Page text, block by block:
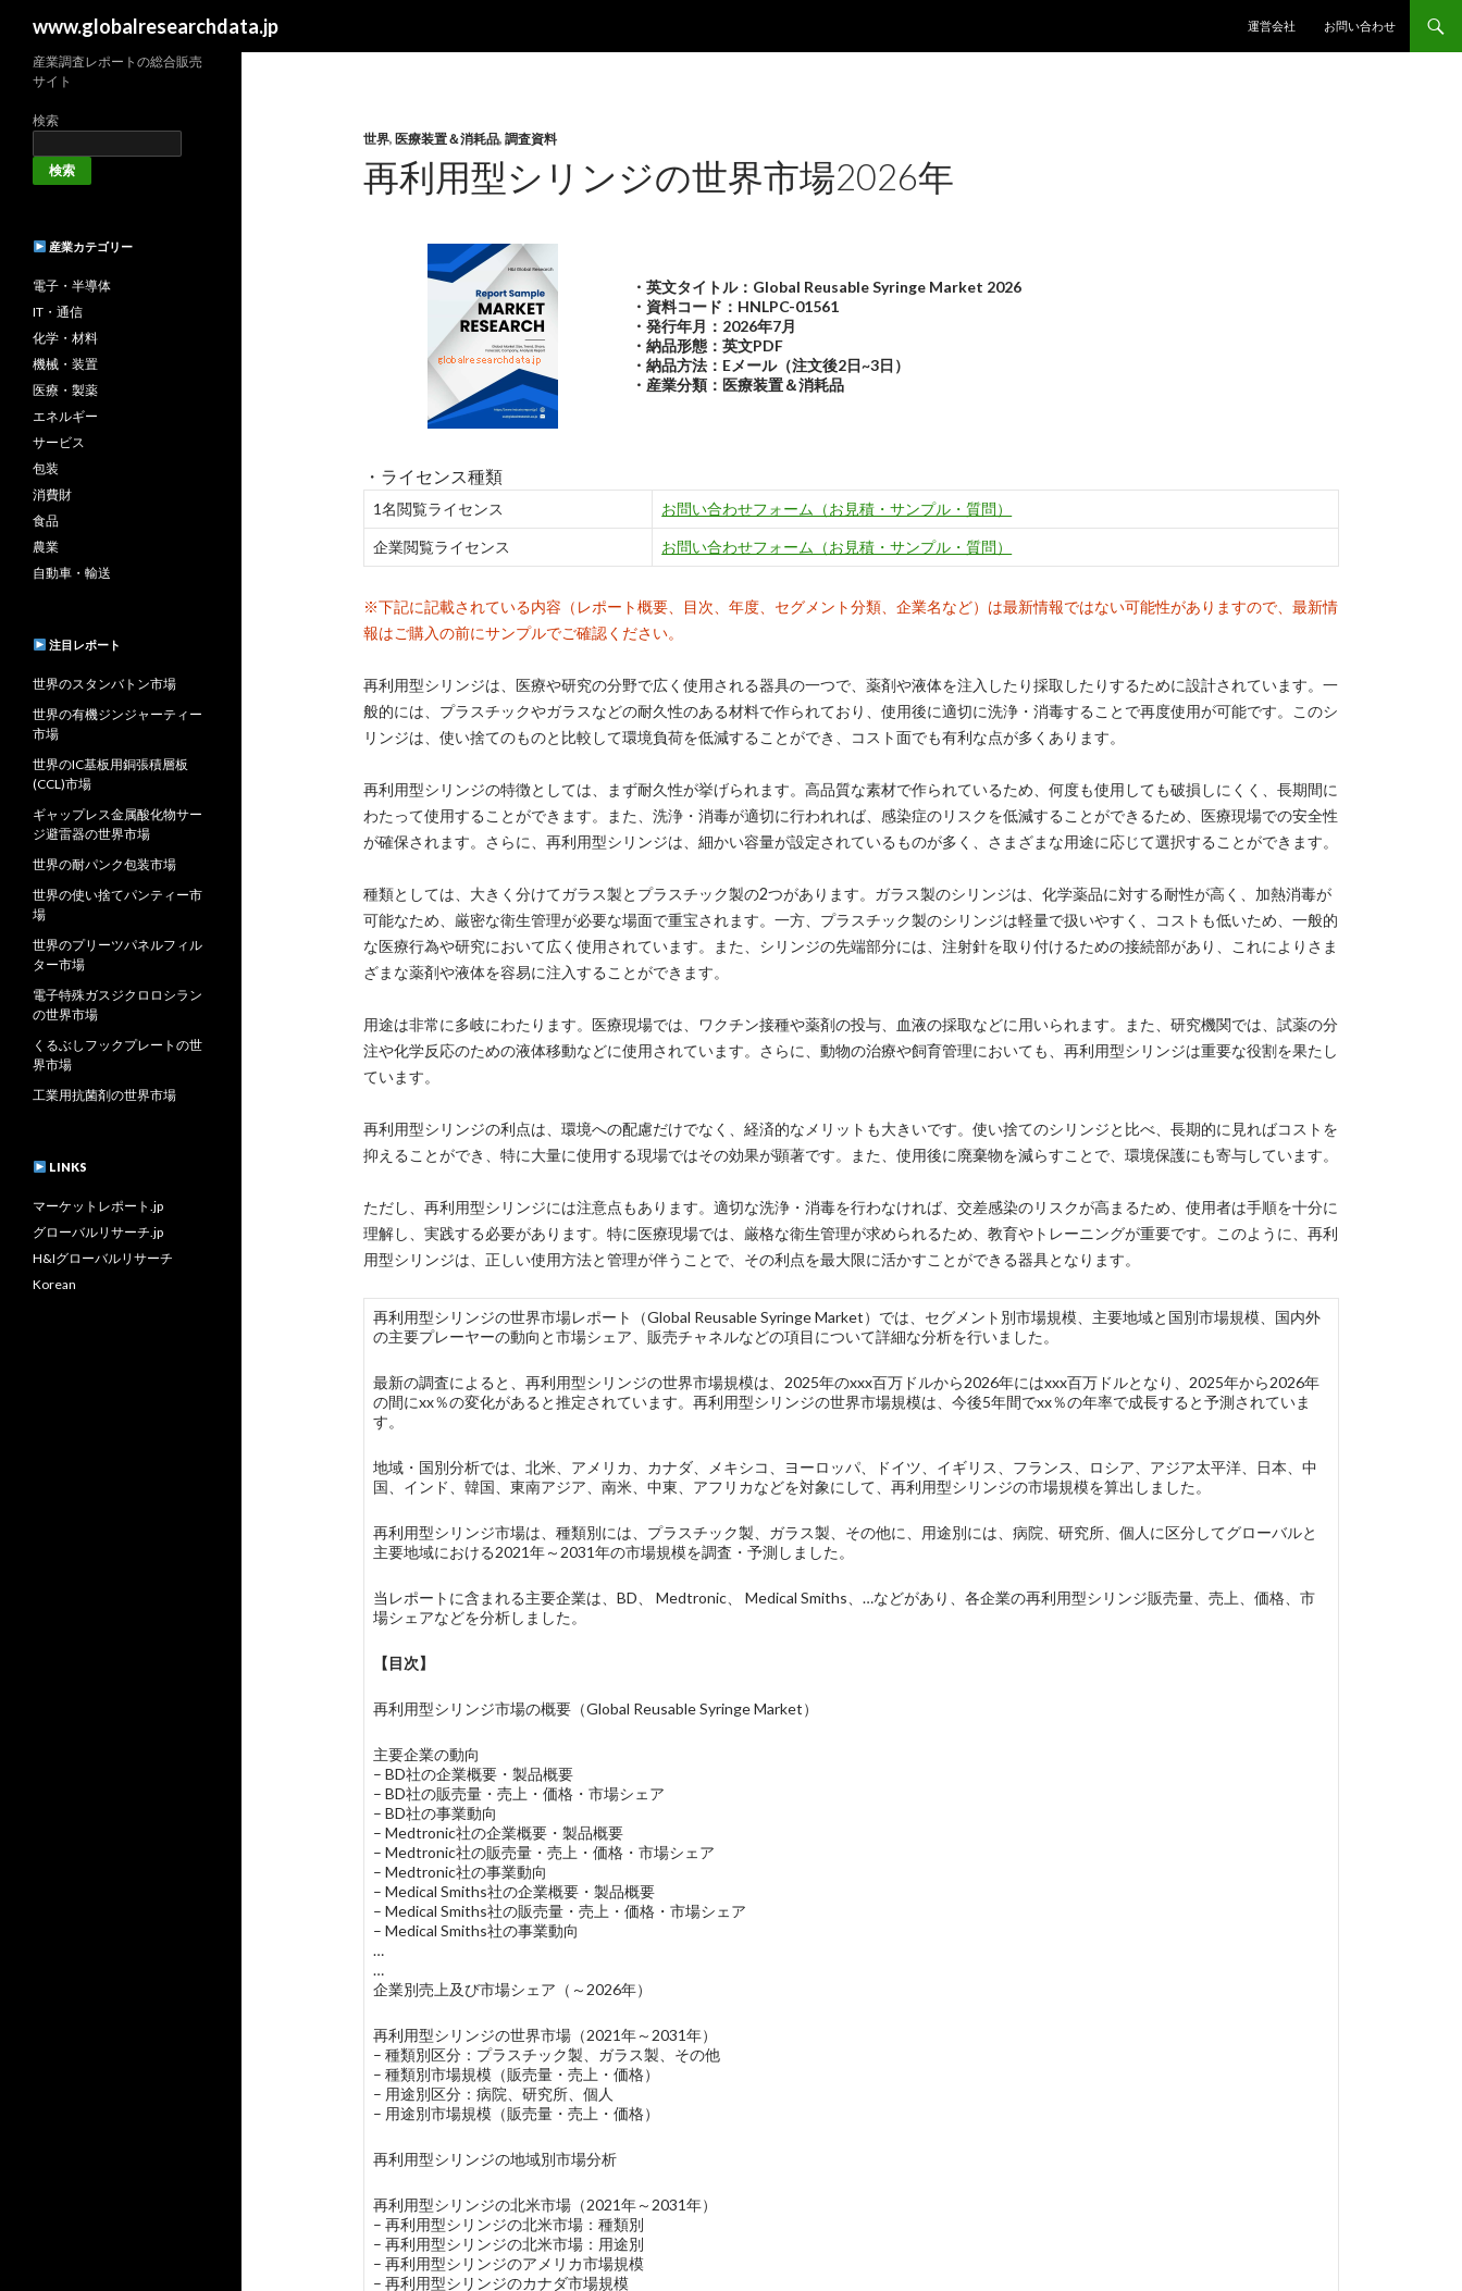
www.globalresearchdata.jp
運営会社
お問い合わせ
世界, 医療装置＆消耗品,調査資料
再利用型シリンジの世界市場2026年
・英文タイトル：Global Reusable Syringe Market 2026
・資料コード：HNLPC-01561
・発行年月：2026年7月
・納品形態：英文PDF
・納品方法：Eメール（注文後2日~3日）
・産業分類：医療装置＆消耗品
・ライセンス種類
1名閲覧ライセンス お問い合わせフォーム（お見積・サンプル・質問）
企業閲覧ライセンス お問い合わせフォーム（お見積・サンプル・質問）
※下記に記載されている内容（レポート概要、目次、年度、セグメント分類、企業名など）は最新情報ではない可能性がありますので、最新情
報はご購入の前にサンプルでご確認ください。
再利用型シリンジは、医療や研究の分野で広く使用される器具の一つで、薬剤や液体を注入したり採取したりするために設計されています。一
般的には、プラスチックやガラスなどの耐久性のある材料で作られており、使用後に適切に洗浄・消毒することで再度使用が可能です。このシ
リンジは、使い捨てのものと比較して環境負荷を低減することができ、コスト面でも有利な点が多くあります。
再利用型シリンジの特徴としては、まず耐久性が挙げられます。高品質な素材で作られているため、何度も使用しても破損しにくく、長期間に
わたって使用することができます。また、洗浄・消毒が適切に行われれば、感染症のリスクを低減することができるため、医療現場での安全性
が確保されます。さらに、再利用型シリンジは、細かい容量が設定されているものが多く、さまざまな用途に応じて選択することができます。
種類としては、大きく分けてガラス製とプラスチック製の2つがあります。ガラス製のシリンジは、化学薬品に対する耐性が高く、加熱消毒が
可能なため、厳密な衛生管理が必要な場面で重宝されます。一方、プラスチック製のシリンジは軽量で扱いやすく、コストも低いため、一般的
な医療行為や研究において広く使用されています。また、シリンジの先端部分には、注射針を取り付けるための接続部があり、これによりさま
ざまな薬剤や液体を容易に注入することができます。
用途は非常に多岐にわたります。医療現場では、ワクチン接種や薬剤の投与、血液の採取などに用いられます。また、研究機関では、試薬の分
注や化学反応のための液体移動などに使用されています。さらに、動物の治療や飼育管理においても、再利用型シリンジは重要な役割を果たし
ています。
再利用型シリンジの利点は、環境への配慮だけでなく、経済的なメリットも大きいです。使い捨てのシリンジと比べ、長期的に見ればコストを
抑えることができ、特に大量に使用する現場ではその効果が顕著です。また、使用後に廃棄物を減らすことで、環境保護にも寄与しています。
ただし、再利用型シリンジには注意点もあります。適切な洗浄・消毒を行わなければ、交差感染のリスクが高まるため、使用者は手順を十分に
理解し、実践する必要があります。特に医療現場では、厳格な衛生管理が求められるため、教育やトレーニングが重要です。このように、再利
用型シリンジは、正しい使用方法と管理が伴うことで、その利点を最大限に活かすことができる器具となります。
再利用型シリンジの世界市場レポート（Global Reusable Syringe Market）では、セグメント別市場規模、主要地域と国別市場規模、国内外
の主要プレーヤーの動向と市場シェア、販売チャネルなどの項目について詳細な分析を行いました。
最新の調査によると、再利用型シリンジの世界市場規模は、2025年のxxx百万ドルから2026年にはxxx百万ドルとなり、2025年から2026年
の間にxx％の変化があると推定されています。再利用型シリンジの世界市場規模は、今後5年間でxx％の年率で成長すると予測されていま
す。
地域・国別分析では、北米、アメリカ、カナダ、メキシコ、ヨーロッパ、ドイツ、イギリス、フランス、ロシア、アジア太平洋、日本、中
国、インド、韓国、東南アジア、南米、中東、アフリカなどを対象にして、再利用型シリンジの市場規模を算出しました。
再利用型シリンジ市場は、種類別には、プラスチック製、ガラス製、その他に、用途別には、病院、研究所、個人に区分してグローバルと
主要地域における2021年～2031年の市場規模を調査・予測しました。
当レポートに含まれる主要企業は、BD、 Medtronic、 Medical Smiths、…などがあり、各企業の再利用型シリンジ販売量、売上、価格、市
場シェアなどを分析しました。
【目次】
再利用型シリンジ市場の概要（Global Reusable Syringe Market）
主要企業の動向
– BD社の企業概要・製品概要
– BD社の販売量・売上・価格・市場シェア
– BD社の事業動向
– Medtronic社の企業概要・製品概要
– Medtronic社の販売量・売上・価格・市場シェア
– Medtronic社の事業動向
– Medical Smiths社の企業概要・製品概要
– Medical Smiths社の販売量・売上・価格・市場シェア
– Medical Smiths社の事業動向
…
…
企業別売上及び市場シェア（～2026年）
再利用型シリンジの世界市場（2021年～2031年）
– 種類別区分：プラスチック製、ガラス製、その他
– 種類別市場規模（販売量・売上・価格）
– 用途別区分：病院、研究所、個人
– 用途別市場規模（販売量・売上・価格）
再利用型シリンジの地域別市場分析
再利用型シリンジの北米市場（2021年～2031年）
– 再利用型シリンジの北米市場：種類別
– 再利用型シリンジの北米市場：用途別
– 再利用型シリンジのアメリカ市場規模
– 再利用型シリンジのカナダ市場規模
産業調査レポートの総合販売
サイト
検索
検索
産業カテゴリー
電子・半導体
IT・通信
化学・材料
機械・装置
医療・製薬
エネルギー
サービス
包装
消費財
食品
農業
自動車・輸送
注目レポート
世界のスタンバトン市場
世界の有機ジンジャーティー
市場
世界のIC基板用銅張積層板
(CCL)市場
ギャップレス金属酸化物サー
ジ避雷器の世界市場
世界の耐パンク包装市場
世界の使い捨てパンティー市
場
世界のプリーツパネルフィル
ター市場
電子特殊ガスジクロロシラン
の世界市場
くるぶしフックプレートの世
界市場
工業用抗菌剤の世界市場
LINKS
マーケットレポート.jp
グローバルリサーチ.jp
H&Iグローバルリサーチ
Korean